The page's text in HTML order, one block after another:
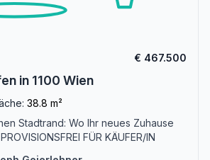
€ 467.500
in 1100 Wien
38.8 m²
Stadtrand: Wo Ihr neues Zuhause
FÜR KÄUFER/IN